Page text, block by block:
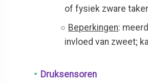
of fysiek zware
Beperkingen:
invloed van zweet;
Druksensoren